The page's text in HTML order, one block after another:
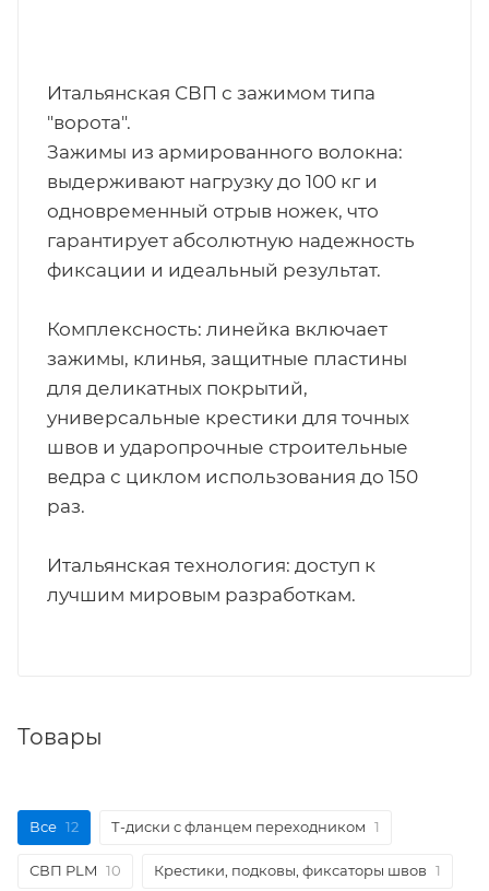
Итальянская СВП с зажимом типа
"ворота".
Зажимы из армированного волокна:
выдерживают нагрузку до 100 кг и
одновременный отрыв ножек, что
гарантирует абсолютную надежность
фиксации и идеальный результат.
Комплексность: линейка включает
зажимы, клинья, защитные пластины
для деликатных покрытий,
универсальные крестики для точных
швов и ударопрочные строительные
ведра с циклом использования до 150
раз.
Итальянская технология: доступ к
лучшим мировым разработкам.
Товары
Все 12 Т-диски с фланцем переходником 1
СВП PLM 10 Крестики, подковы, фиксаторы швов 1